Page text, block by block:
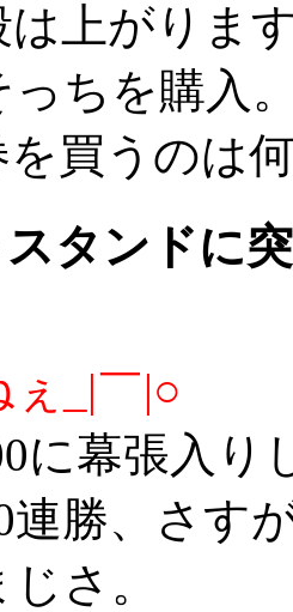
は上がりま
っちを購入
を買うのは
タンドに
_|￣|○
に幕張入
連勝、さす
さ。